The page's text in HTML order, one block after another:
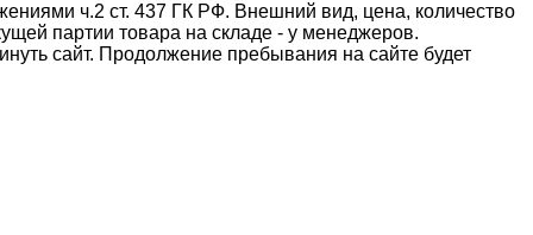
ч.2 ст. 437 ГК РФ. Внешний вид, цена, количество
партии товара на складе - у менеджеров.
сайт. Продолжение пребывания на сайте будет